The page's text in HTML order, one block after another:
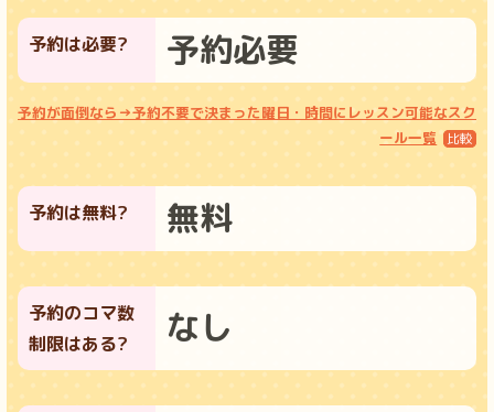
予約は必要? 予約必要
予約が面倒なら→予約不要で決まった曜日・時間にレッスン可能なスク
ール一覧
予約は無料? 無料
予約のコマ数
制限はある?
なし